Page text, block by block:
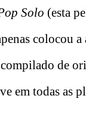
Solo (esta
colocou
de
em todas as